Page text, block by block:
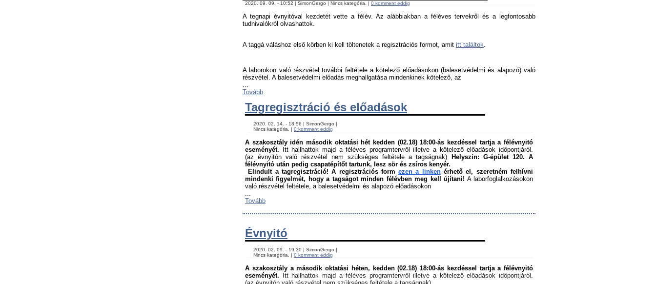
2020. 09. 09. - 10:52 | SimonGergo | Nincs kategória. | 0 komment eddig
A tegnapi évnyitóval kezdetét vette a félév. Az alábbiakban a féléves tervekről és a legfontosabb
tudnivalókról olvashattok.
A taggá váláshoz első körben ki kell töltenetek a regisztrációs formot, amit itt találtok.
A laborokon való részvétel további feltétele a kötelező előadásokon (balesetvédelmi és alapozó) való
részvétel. A balesetvédelmi előadás meghallgatása mindenkinek kötelező, az ﻿
Tovább
Tagregisztráció és előadások
    Nincs kategória. |
0 komment eddig
A szakosztály idén második oktatási hét kedden (02.18) 18:00-ás kezdéssel tartja a félévnyitó
eseményét. Itt hallhattok majd a féléves programtervről illetve a kötelező előadások időpontjáról.
(az évnyitón való részvétel nem szükséges feltétele a tagságnak) Helyszín: G-épület 120.
A
félévnyitó után pedig csapatépítőt tartunk, lesz sör és zsíros kenyér.
Elindult a tagregisztráció! A regisztrációs form ezen a linken érhető el, szeretném felhívni
mindenki figyelmét, hogy a tagságot minden félévben meg kell újítani! A laborfoglalkozásokon
való részvétel feltétele, a balesetvédelmi és alapozó előadásokon ﻿
Tovább
Évnyitó
    Nincs kategória. |
0 komment eddig
A szakosztály a második oktatási héten, kedden (02.18) 18:00-ás kezdéssel tartja a félévnyitó
eseményét. Itt hallhattok majd a féléves programtervről illetve a kötelező előadások időpontjáról.
(az évnyitón való részvétel nem szükséges feltétele a tagságnak)